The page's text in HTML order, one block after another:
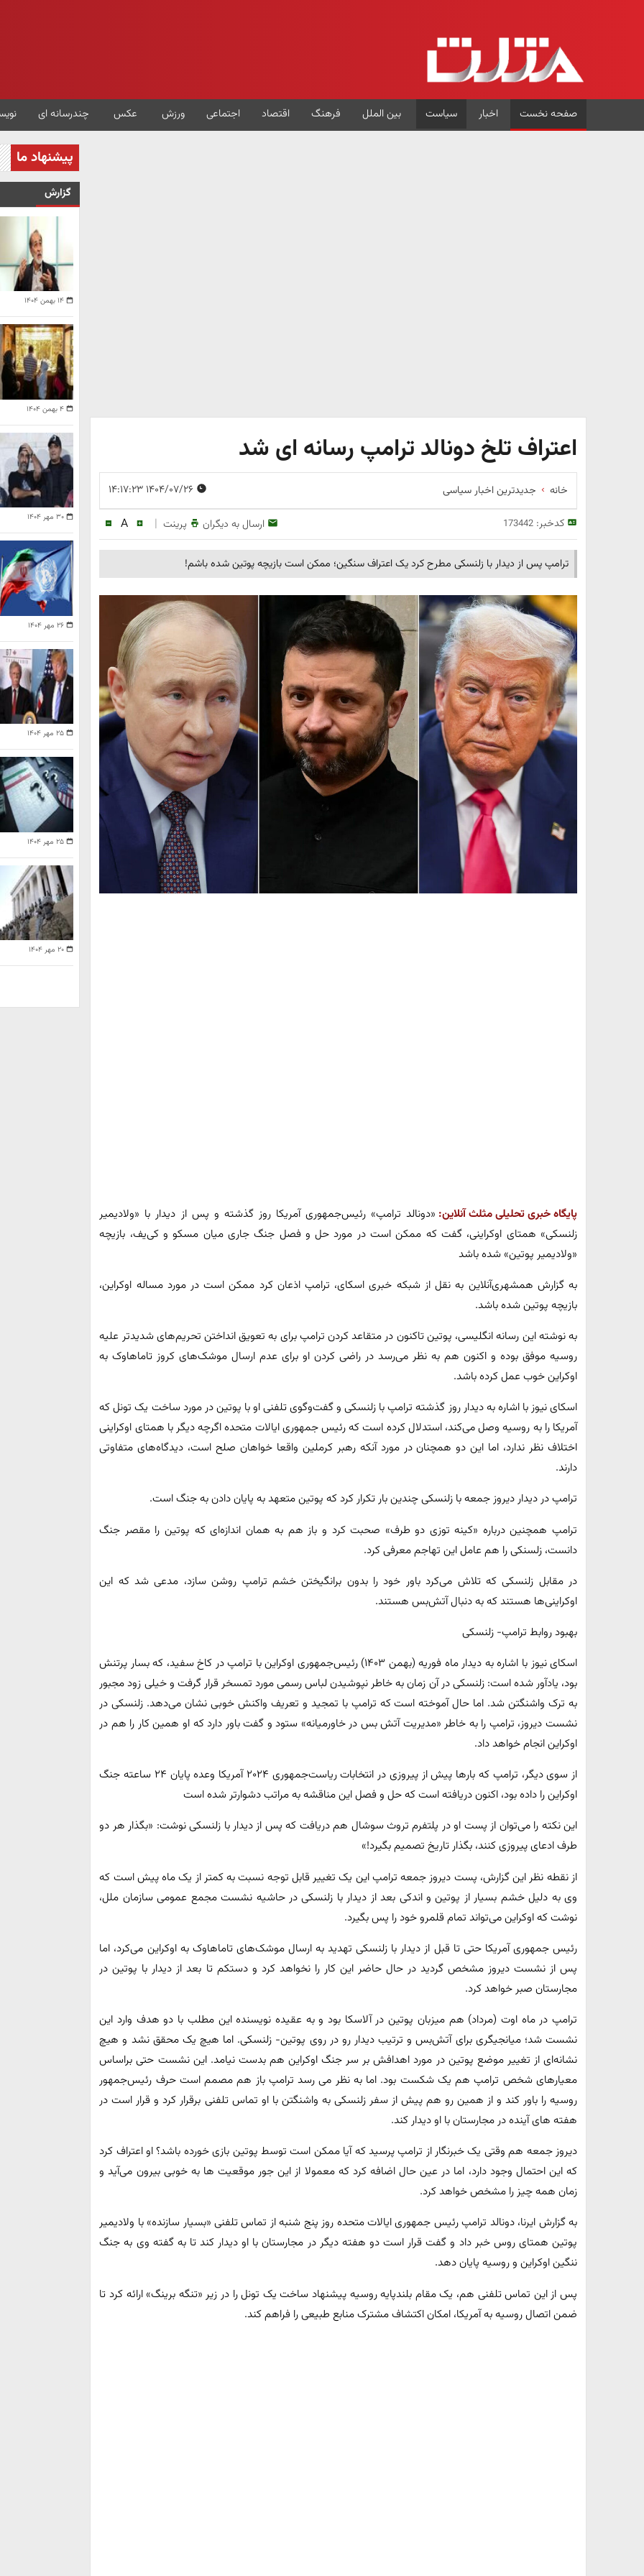
صفحه نخست اخبار سیاست بین الملل فرهنگ اقتصاد اجتماعی ورزش عکس چندرسانه ای
اعتراف تلخ دونالد ترامپ رسانه ای شد
خانه جدیدترین اخبار سیاسی
کدخبر:173442 ارسال به دیگران پرینت |
A
ترامپ پس از دیدار با زلنسکی مطرح کرد یک اعتراف سنگین؛ ممکن است بازیچه پوتین شده باشم!
پایگاه خبری تحلیلی مثلث آنلاین: «دونالد ترامپ» رئیس‌جمهوری آمریکا روز گذشته و پس از دیدار با «ولادیمیر
زلنسکی» همتای اوکراینی، گفت که ممکن است در مورد حل و فصل جنگ جاری میان مسکو و کی‌یف، بازیچه
«ولادیمیر پوتین» شده باشد
به گزارش همشهری‌آنلاین به نقل از شبکه خبری اسکای، ترامپ اذعان کرد ممکن است در مورد مساله اوکراین،
بازیچه پوتین شده باشد.
به نوشته این رسانه انگلیسی، پوتین تاکنون در متقاعد کردن ترامپ برای به تعویق انداختن تحریم‌های شدیدتر علیه
روسیه موفق بوده و اکنون هم به نظر می‌رسد در راضی کردن او برای عدم ارسال موشک‌های کروز تاماهاوک به
اوکراین خوب عمل کرده باشد.
اسکای نیوز با اشاره به دیدار روز گذشته ترامپ با زلنسکی و گفت‌وگوی تلفنی او با پوتین در مورد ساخت یک تونل که
آمریکا را به روسیه وصل می‌کند، استدلال کرده است که رئیس جمهوری ایالات متحده اگرچه دیگر با همتای اوکراینی
اختلاف نظر ندارد، اما این دو همچنان در مورد آنکه رهبر کرملین واقعا خواهان صلح است، دیدگاه‌های متفاوتی
دارند.
ترامپ در دیدار دیروز جمعه با زلنسکی چندین بار تکرار کرد که پوتین متعهد به پایان دادن به جنگ است.
ترامپ همچنین درباره «کینه توزی دو طرف» صحبت کرد و باز هم به همان اندازه‌ای که پوتین را مقصر جنگ
دانست، زلسنکی را هم عامل این تهاجم معرفی کرد.
در مقابل زلنسکی که تلاش می‌کرد باور خود را بدون برانگیختن خشم ترامپ روشن سازد، مدعی شد که این
اوکراینی‌ها هستند که به دنبال آتش‌بس هستند.
بهبود روابط ترامپ- زلنسکی
اسکای نیوز با اشاره به دیدار ماه فوریه (بهمن ۱۴۰۳) رئیس‌جمهوری اوکراین با ترامپ در کاخ سفید، که بسار پرتنش
بود، یادآور شده است: زلنسکی در آن زمان به خاطر نپوشیدن لباس رسمی مورد تمسخر قرار گرفت و خیلی زود مجبور
به ترک واشنگتن شد. اما حال آموخته است که ترامپ با تمجید و تعریف واکنش خوبی نشان می‌دهد. زلنسکی در
نشست دیروز، ترامپ را به خاطر «مدیریت آتش بس در خاورمیانه» ستود و گفت باور دارد که او همین کار را هم در
اوکراین انجام خواهد داد.
از سوی دیگر، ترامپ که بارها پیش از پیروزی در انتخابات ریاست‌جمهوری ۲۰۲۴ آمریکا وعده پایان ۲۴ ساعته جنگ
اوکراین را داده بود، اکنون دریافته است که حل و فصل این مناقشه به مراتب دشوارتر شده است
این نکته را می‌توان از پست او در پلتفرم تروث سوشال هم دریافت که پس از دیدار با زلنسکی نوشت: «بگذار هر دو
طرف ادعای پیروزی کنند، بگذار تاریخ تصمیم بگیرد!»
از نقطه نظر این گزارش، پست دیروز جمعه ترامپ این یک تغییر قابل توجه نسبت به کمتر از یک ماه پیش است که
وی به دلیل خشم بسیار از پوتین و اندکی بعد از دیدار با زلنسکی در حاشیه نشست مجمع عمومی سازمان ملل،
نوشت که اوکراین می‌تواند تمام قلمرو خود را پس بگیرد.
رئیس جمهوری آمریکا حتی تا قبل از دیدار با زلنسکی تهدید به ارسال موشک‌های تاماهاوک به اوکراین می‌کرد، اما
پس از نشست دیروز مشخص گردید در حال حاضر این کار را نخواهد کرد و دستکم تا بعد از دیدار با پوتین در
مجارستان صبر خواهد کرد.
ترامپ در ماه اوت (مرداد) هم میزبان پوتین در آلاسکا بود و به عقیده نویسنده این مطلب با دو هدف وارد این
نشست شد؛ میانجیگری برای آتش‌بس و ترتیب دیدار رو در روی پوتین- زلنسکی. اما هیچ یک محقق نشد و هیچ
نشانه‌ای از تغییر موضع پوتین در مورد اهدافش بر سر جنگ اوکراین هم بدست نیامد. این نشست حتی براساس
معیارهای شخص ترامپ هم یک شکست بود. اما به نظر می رسد ترامپ باز هم مصمم است حرف رئیس‌جمهور
روسیه را باور کند و از همین رو هم پیش از سفر زلنسکی به واشنگتن با او تماس تلفنی برقرار کرد و قرار است در
هفته های آینده در مجارستان با او دیدار کند.
دیروز جمعه هم وقتی یک خبرنگار از ترامپ پرسید که آیا ممکن است توسط پوتین بازی خورده باشد؟ او اعتراف کرد
که این احتمال وجود دارد، اما در عین حال اضافه کرد که معمولا از این جور موقعیت ها به خوبی بیرون می‌آید و
زمان همه چیز را مشخص خواهد کرد.
به گزارش ایرنا، دونالد ترامپ رئیس جمهوری ایالات متحده روز پنج شنبه از تماس تلفنی «بسیار سازنده» با ولادیمیر
پوتین همتای روس خبر داد و گفت قرار است دو هفته دیگر در مجارستان با او دیدار کند تا به گفته وی به جنگ
ننگین اوکراین و روسیه پایان دهد.
پس از این تماس تلفنی هم، یک مقام بلندپایه روسیه پیشنهاد ساخت یک تونل را در زیر «تنگه برینگ» ارائه کرد تا
ضمن اتصال روسیه به آمریکا، امکان اکتشاف مشترک منابع طبیعی را فراهم کند.
پیشنهاد ما
گزارش
۱۴ بهمن ۱۴۰۴
۴ بهمن ۱۴۰۴
۳۰ مهر ۱۴۰۴
۲۶ مهر ۱۴۰۴
۲۵ مهر ۱۴۰۴
۲۵ مهر ۱۴۰۴
۲۰ مهر ۱۴۰۴